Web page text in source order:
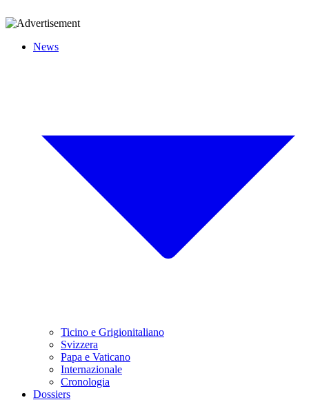
News
Ticino e Grigionitaliano
Svizzera
Papa e Vaticano
Internazionale
Cronologia
Dossiers